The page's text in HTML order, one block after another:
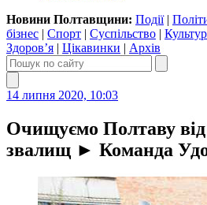
Новини Полтавщини: Події|
бізнес | Спорт | Суспільство |
Здоров’я | Цікавинки | Архів
14 липня 2020, 10:03
Очищуємо Полтаву від
звалищ ► Команда